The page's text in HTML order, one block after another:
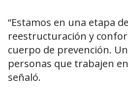
“Estamos en una etapa
reestructuración y
cuerpo de prevención.
personas que trabajen
señaló.